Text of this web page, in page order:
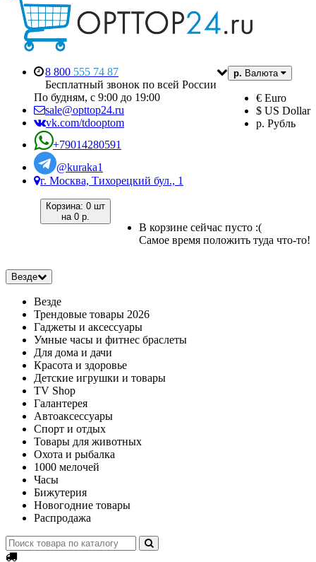
р. Валюта
€ Euro
$ US Dollar
р. Рубль
8 800 555 74 87
Бесплатный звонок по всей России
По будням, с 9:00 до 19:00
sale@opttop24.ru
vk.com/tdooptom
+79014280591
@kuraka1
г. Москва, Тихорецкий бул., 1
Корзина: 0 шт
на 0 р.
В корзине сейчас пусто :(
Самое время положить туда что-то!
Везде
Везде
Трендовые товары 2026
Гаджеты и аксессуары
Умные часы и фитнес браслеты
Для дома и дачи
Красота и здоровье
Детские игрушки и товары
TV Shop
Галантерея
Автоаксессуары
Спорт и отдых
Товары для животных
Охота и рыбалка
1000 мелочей
Часы
Бижутерия
Новогодние товары
Распродажа